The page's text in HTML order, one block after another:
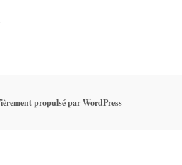
propulsé par WordPress